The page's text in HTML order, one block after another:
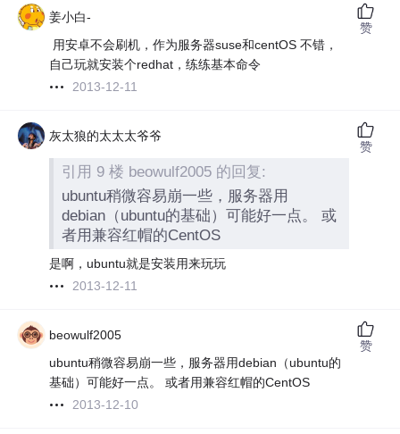
姜小白-
用安卓不会刷机，作为服务器suse和centOS 不错，
自己玩就安装个redhat，练练基本命令
2013-12-11
赞
灰太狼的太太太爷爷
引用 9 楼 beowulf2005 的回复:
ubuntu稍微容易崩一些，服务器用
debian（ubuntu的基础）可能好一点。 或
者用兼容红帽的CentOS
是啊，ubuntu就是安装用来玩玩
2013-12-11
赞
beowulf2005
ubuntu稍微容易崩一些，服务器用debian（ubuntu的
基础）可能好一点。 或者用兼容红帽的CentOS
2013-12-10
赞